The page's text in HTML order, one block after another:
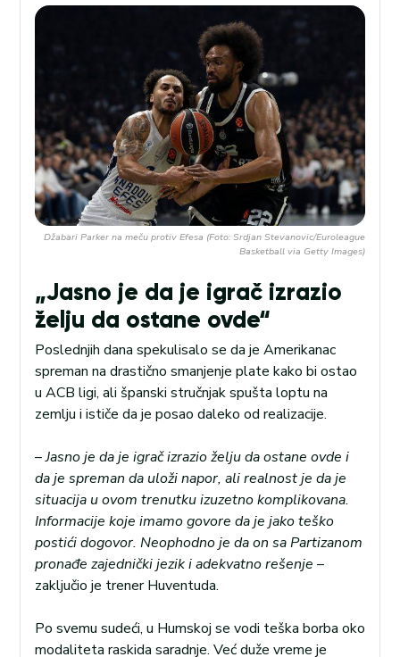
Džabari Parker na meču protiv Efesa (Foto: Srdjan Stevanovic/Euroleague
Basketball via Getty Images)
„Jasno je da je igrač izrazio
želju da ostane ovde“
Poslednjih dana spekulisalo se da je Amerikanac
spreman na drastično smanjenje plate kako bi ostao
u ACB ligi, ali španski stručnjak spušta loptu na
zemlju i ističe da je posao daleko od realizacije.
–Jasno je da je igrač izrazio želju da ostane ovde i
da je spreman da uloži napor, ali realnost je da je
situacija u ovom trenutku izuzetno komplikovana.
Informacije koje imamo govore da je jako teško
postići dogovor. Neophodno je da on sa Partizanom
pronađe zajednički jezik i adekvatno rešenje –
zaključio je trener Huventuda.
Po svemu sudeći, u Humskoj se vodi teška borba oko
modaliteta raskida saradnje. Već duže vreme je